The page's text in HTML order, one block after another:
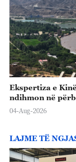
Ekspertiza e
ndihmon në
04-Aug-2026
LAJME TË